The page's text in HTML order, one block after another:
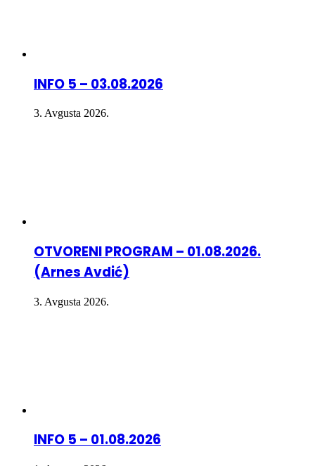
INFO 5 – 03.08.2026
3. Avgusta 2026.
OTVORENI PROGRAM – 01.08.2026.
(Arnes Avdić)
3. Avgusta 2026.
INFO 5 – 01.08.2026